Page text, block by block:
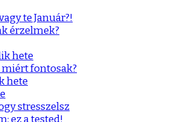
te Január?!
érzelmek?
hete
fontosak?
hete
stresszelsz